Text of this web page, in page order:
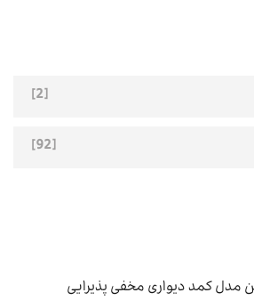
[2]
[92]
مدل کمد دیواری مخفی پذیرایی